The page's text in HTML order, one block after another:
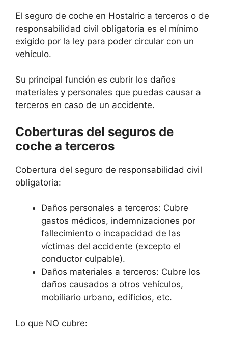
El seguro de coche en Hostalric a terceros o de
responsabilidad civil obligatoria es el mínimo
exigido por la ley para poder circular con un
vehículo.
Su principal función es cubrir los daños
materiales y personales que puedas causar a
terceros en caso de un accidente.
Coberturas del seguros de
coche a terceros
Cobertura del seguro de responsabilidad civil
obligatoria:
Daños personales a terceros: Cubre
gastos médicos, indemnizaciones por
fallecimiento o incapacidad de las
víctimas del accidente (excepto el
conductor culpable).
Daños materiales a terceros: Cubre los
daños causados a otros vehículos,
mobiliario urbano, edificios, etc.
Lo que NO cubre: